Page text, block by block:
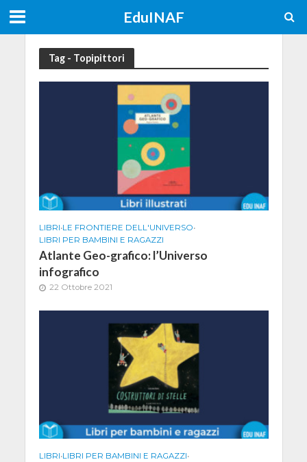
EduINAF
Tag - Topipittori
LIBRI•LE FRONTIERE DELL'UNIVERSO•
LIBRI PER BAMBINI E RAGAZZI
Atlante Geo-grafico: l’Universo
infografico
22 Ottobre 2021
LIBRI•LIBRI PER BAMBINI E RAGAZZI•